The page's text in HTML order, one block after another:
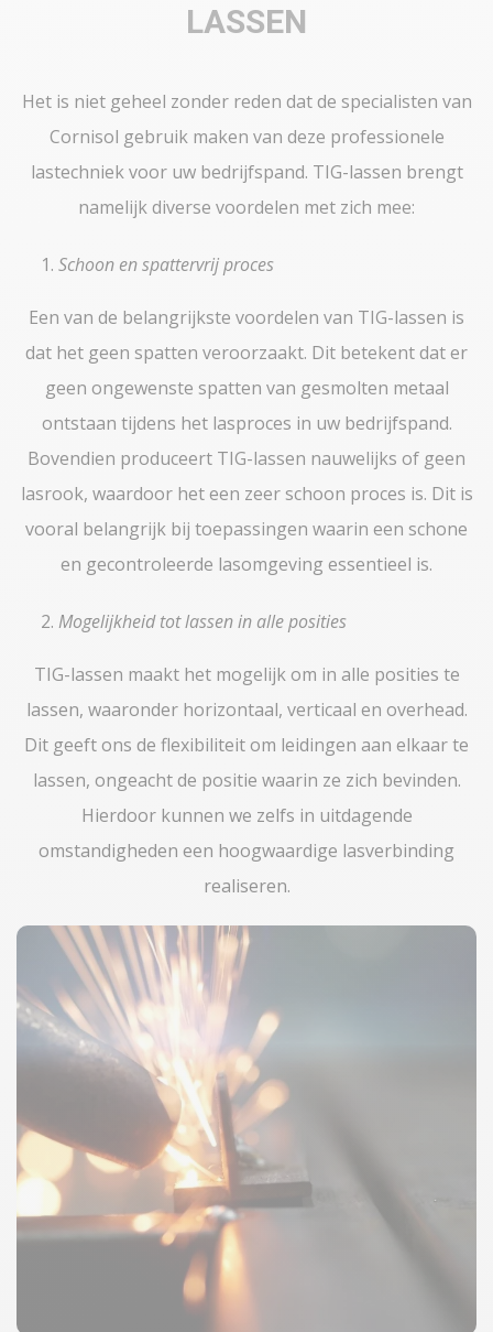
LASSEN
Het is niet geheel zonder reden dat de specialisten van
Cornisol gebruik maken van deze professionele
lastechniek voor uw bedrijfspand. TIG-lassen brengt
namelijk diverse voordelen met zich mee:
Schoon en spattervrij proces
Een van de belangrijkste voordelen van TIG-lassen is
dat het geen spatten veroorzaakt. Dit betekent dat er
geen ongewenste spatten van gesmolten metaal
ontstaan tijdens het lasproces in uw bedrijfspand.
Bovendien produceert TIG-lassen nauwelijks of geen
lasrook, waardoor het een zeer schoon proces is. Dit is
vooral belangrijk bij toepassingen waarin een schone
en gecontroleerde lasomgeving essentieel is.
Mogelijkheid tot lassen in alle posities
TIG-lassen maakt het mogelijk om in alle posities te
lassen, waaronder horizontaal, verticaal en overhead.
Dit geeft ons de flexibiliteit om leidingen aan elkaar te
lassen, ongeacht de positie waarin ze zich bevinden.
Hierdoor kunnen we zelfs in uitdagende
omstandigheden een hoogwaardige lasverbinding
realiseren.